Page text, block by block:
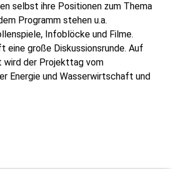
selbst ihre Positionen zum Thema
Programm stehen u.a.
Infoblöcke und Filme.
eine große Diskussionsrunde. Auf
wird der Projekttag vom
Energie und Wasserwirtschaft und